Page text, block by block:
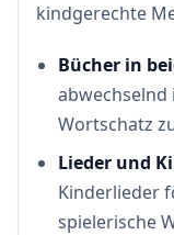
kindgerechte
Bücher in
abwechselnd
Wortschatz
Lieder und
Kinderlieder
spielerische